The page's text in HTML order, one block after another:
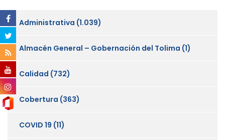
Administrativa (1.039)
Almacén General – Gobernación del Tolima (1)
Calidad (732)
Cobertura (363)
COVID 19 (11)